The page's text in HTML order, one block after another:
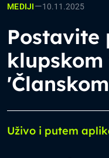
MEDIJI—10.11.2025
Postavite
Uživo i putem